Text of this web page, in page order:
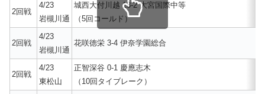
2回戦
4/23
岩槻川通
城西大付川越 18-2 大宮国際中等
（5回コールド）
2回戦
4/23
岩槻川通
花咲徳栄 3-4 伊奈学園総合
2回戦
4/23
東松山
正智深谷 0-1 慶應志木
（10回タイブレーク）